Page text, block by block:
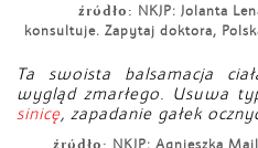
źródło: NKJP: Jolanta
konsultuje. Zapytaj doktora,
Ta swoista balsamacja
wygląd zmarłego. Usuwa
sinicę, zapadanie gałek